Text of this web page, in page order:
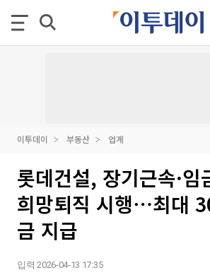
이투데이 부동산 업계
롯데건설, 장기근속·임
희망퇴직 시행⋯최대
금 지급
입력 2026-04-13 17:35